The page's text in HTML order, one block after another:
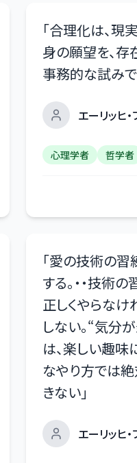
「合理化は、現
身の願望を、存
事務的な試み
エーリッヒ
心理学者 哲学者
「愛の技術の習
する。・・技術
正しくやらなけ
しない。“気分
は、楽しい趣味
なやり方では
きない」
エーリッヒ